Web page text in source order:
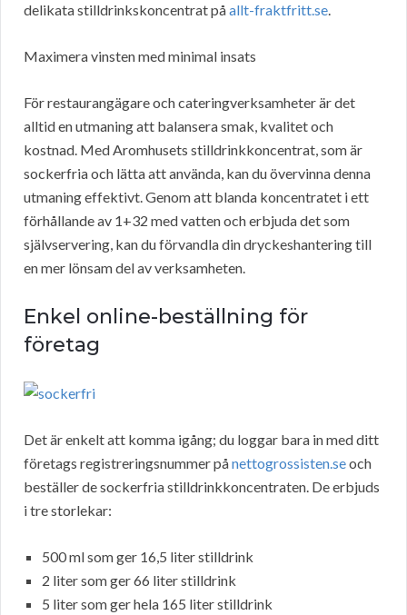
delikata stilldrinkskoncentrat påallt-fraktfritt.se.
Maximera vinsten med minimal insats
För restaurangägare och cateringverksamheter är det
alltid en utmaning att balansera smak, kvalitet och
kostnad. Med Aromhusets stilldrinkkoncentrat, som är
sockerfria och lätta att använda, kan du övervinna denna
utmaning effektivt. Genom att blanda koncentratet i ett
förhållande av 1+32 med vatten och erbjuda det som
självservering, kan du förvandla din dryckeshantering till
en mer lönsam del av verksamheten.
Enkel online-beställning för
företag
Det är enkelt att komma igång; du loggar bara in med ditt
företags registreringsnummer pånettogrossisten.seoch
beställer de sockerfria stilldrinkkoncentraten. De erbjuds
i tre storlekar:
500 ml som ger 16,5 liter stilldrink
2 liter som ger 66 liter stilldrink
5 liter som ger hela 165 liter stilldrink